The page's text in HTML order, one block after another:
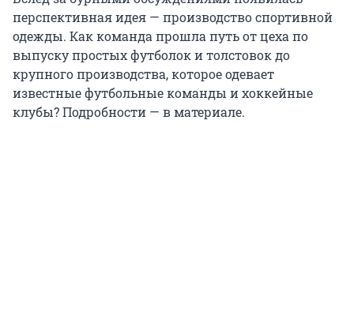
перспективная идея — производство спортивной
одежды. Как команда прошла путь от цеха по
выпуску простых футболок и толстовок до
крупного производства, которое одевает
известные футбольные команды и хоккейные
клубы? Подробности — в материале.